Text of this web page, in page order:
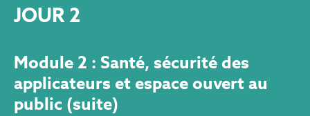
JOUR 2
Module 2 : Santé, sécurité des
applicateurs et espace ouvert au
public (suite)